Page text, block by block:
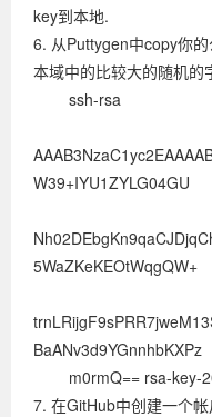
key到本地.
6. 从Puttygen中copy你
本域中的比较大的随机的
ssh-rsa
W39+IYU1ZYLG04GU
5WaZKeKEOtWqgQW+
BaANv3d9YGnnhbKXPz
m0rmQ== rsa-key-
7. 在GitHub中创建一个